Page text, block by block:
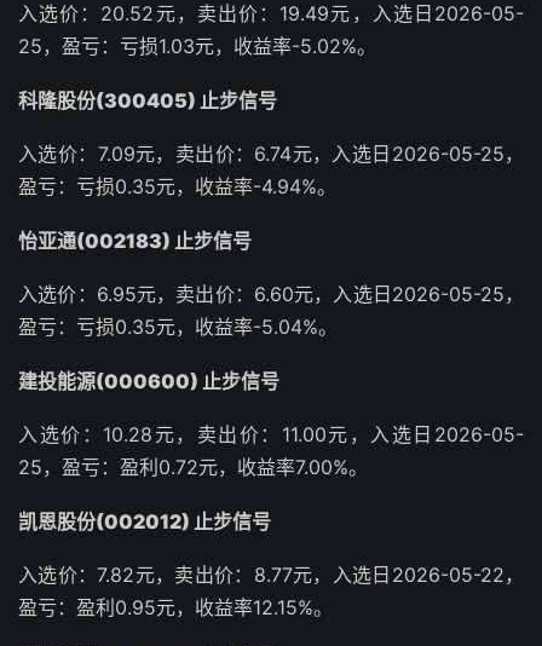
入选价：20.52元，卖出价：19.49元，入选日2026-05-
25，盈亏：亏损1.03元，收益率-5.02%。
科隆股份(300405) 止步信号
入选价：7.09元，卖出价：6.74元，入选日2026-05-25，
盈亏：亏损0.35元，收益率-4.94%。
怡亚通(002183) 止步信号
入选价：6.95元，卖出价：6.60元，入选日2026-05-25，
盈亏：亏损0.35元，收益率-5.04%。
建投能源(000600) 止步信号
入选价：10.28元，卖出价：11.00元，入选日2026-05-
25，盈亏：盈利0.72元，收益率7.00%。
凯恩股份(002012) 止步信号
入选价：7.82元，卖出价：8.77元，入选日2026-05-22，
盈亏：盈利0.95元，收益率12.15%。